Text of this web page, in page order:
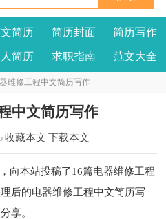
我要投稿 投诉建议
简历 简历封面 简历写作
简历 求职指南 范文大全
维修工程中文简历写作
中文简历写作
收藏本文 下载本文
向本站投稿了16篇电器维修工程
后的电器维修工程中文简历写
享。